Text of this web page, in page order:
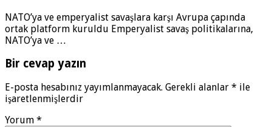
NATO’ya ve emperyalist savaşlara karşı Avrupa çapında
ortak platform kuruldu Emperyalist savaş politikalarına,
NATO’ya ve …
Bir cevap yazın
E-posta hesabınız yayımlanmayacak. Gerekli alanlar * ile
işaretlenmişlerdir
Yorum *